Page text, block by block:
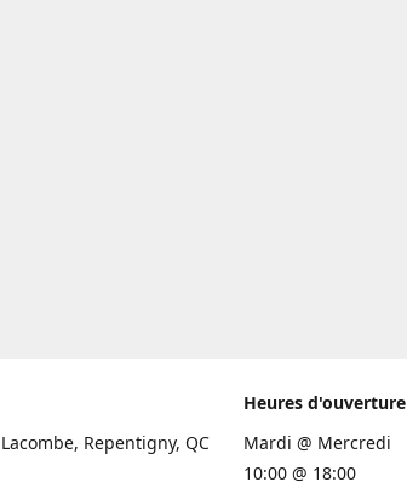
Repentigny, QC
Heures d'ouverture
Mardi @ Mercredi
10:00 @ 18:00